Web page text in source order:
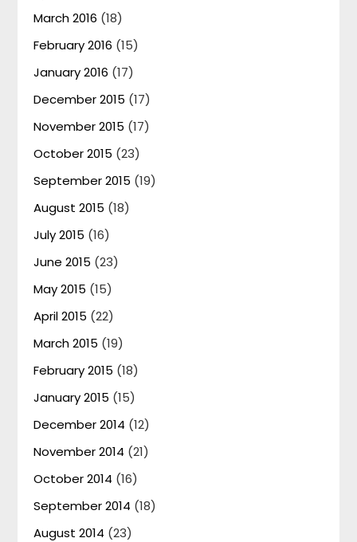
March 2016 (18)
February 2016 (15)
January 2016 (17)
December 2015 (17)
November 2015 (17)
October 2015 (23)
September 2015 (19)
August 2015 (18)
July 2015 (16)
June 2015 (23)
May 2015 (15)
April 2015 (22)
March 2015 (19)
February 2015 (18)
January 2015 (15)
December 2014 (12)
November 2014 (21)
October 2014 (16)
September 2014 (18)
August 2014 (23)